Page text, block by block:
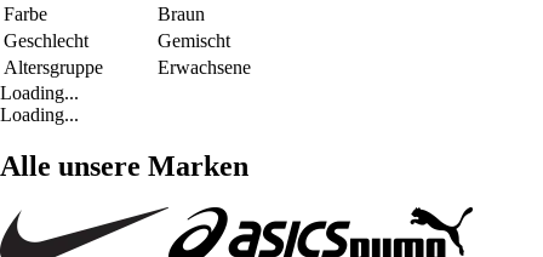
Farbe
Braun
Geschlecht
Gemischt
Altersgruppe
Erwachsene
Loading...
Loading...
Alle unsere Marken